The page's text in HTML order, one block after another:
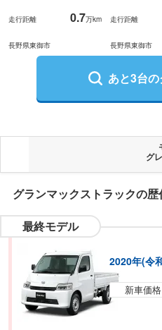
走行距離 0.7万km
長野県東御市
走行距離
長野県東御市
あと3台の
グ
グランマックストラックの歴
最終モデル
2020年(令
新車価格